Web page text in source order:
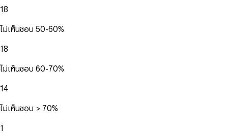
18
ไม่เห็นชอบ 50-60%
18
ไม่เห็นชอบ 60-70%
14
ไม่เห็นชอบ > 70%
1